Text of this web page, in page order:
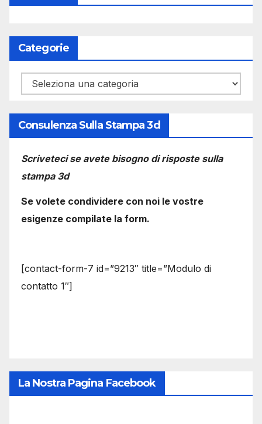
Categorie
Categorie
Consulenza Sulla Stampa 3d
Scriveteci se avete bisogno di risposte sulla
stampa 3d
Se volete condividere con noi le vostre
esigenze compilate la form.
[contact-form-7 id=”9213″ title=”Modulo di
contatto 1″]
La Nostra Pagina Facebook